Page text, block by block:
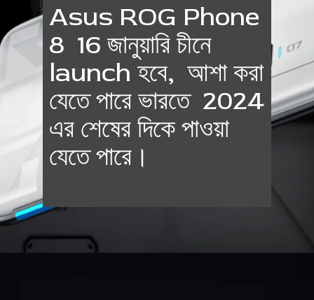
Asus ROG Phone
8 16 জানুয়ারি চীনে
launch হবে, আশা করা
যেতে পারে ভারতে 2024
এর শেষের দিকে পাওয়া
যেতে পারে।